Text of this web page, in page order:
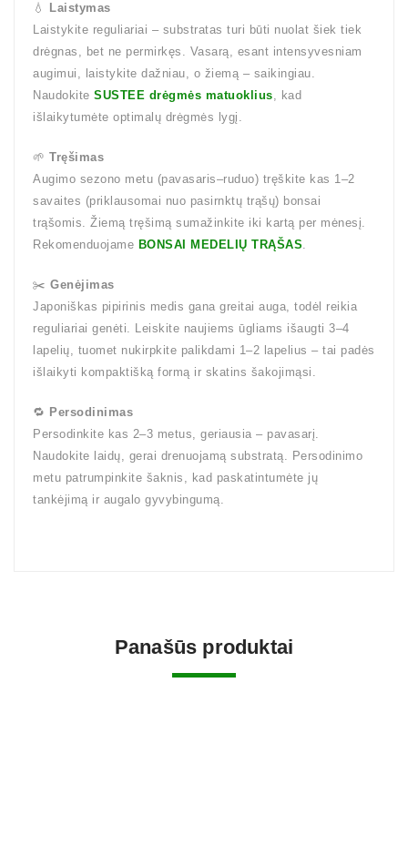
💧
Laistymas
Laistykite reguliariai – substratas turi būti nuolat šiek tiek
drėgnas, bet ne permirkęs. Vasarą, esant intensyvesniam
augimui, laistykite dažniau, o žiemą – saikingiau.
Naudokite SUSTEE drėgmės matuoklius, kad
išlaikytumėte optimalų drėgmės lygį.
🌱 Tręšimas
Augimo sezono metu (pavasaris–ruduo) tręškite kas 1–2
savaites (priklausomai nuo pasirnktų trąšų) bonsai
trąšomis. Žiemą tręšimą sumažinkite iki kartą per mėnesį.
Rekomenduojame BONSAI MEDELIŲ TRĄŠAS.
✂️ Genėjimas
Japoniškas pipirinis medis gana greitai auga, todėl reikia
reguliariai genėti. Leiskite naujiems ūgliams išaugti 3–4
lapelių, tuomet nukirpkite palikdami 1–2 lapelius – tai padės
išlaikyti kompaktišką formą ir skatins šakojimąsi.
🔁 Persodinimas
Persodinkite kas 2–3 metus, geriausia – pavasarį.
Naudokite laidų, gerai drenuojamą substratą. Persodinimo
metu patrumpinkite šaknis, kad paskatintumėte jų
tankėjimą ir augalo gyvybingumą.
Panašūs produktai